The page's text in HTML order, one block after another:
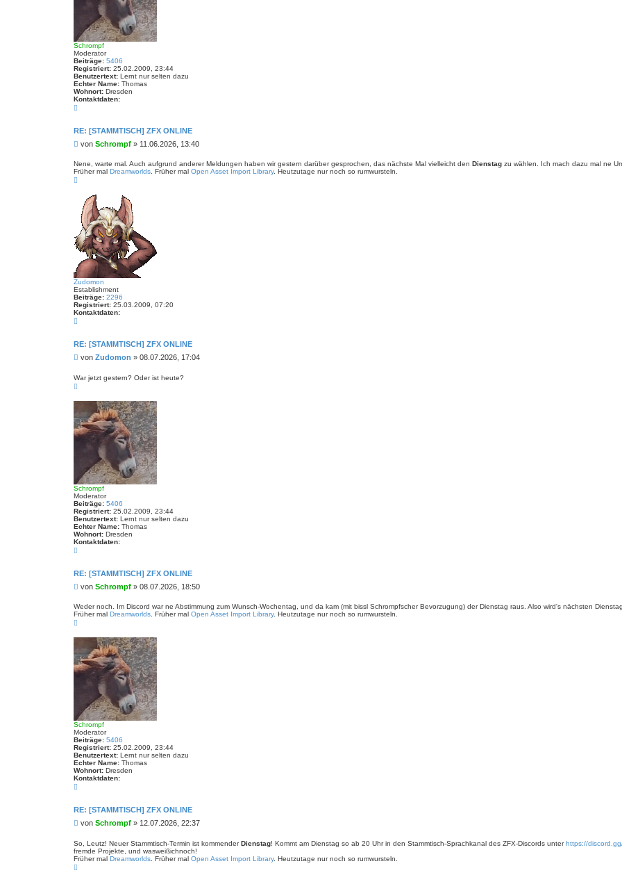
Schrompf
Moderator
Beiträge: 5406
Registriert: 25.02.2009, 23:44
Benutzertext: Lernt nur selten dazu
Echter Name: Thomas
Wohnort: Dresden
Kontaktdaten:
t
k
a
t
S
h
r
o
p
f
RE: [STAMMTISCH] ZFX ONLINE
B
i
t
von Schrompf » 11.06.2026, 13:40
Nene, warte mal. Auch aufgrund anderer Meldungen haben wir gestern darüber gesprochen, das nächste Mal vielleicht den Dienstag zu wählen. Ich mach dazu mal ne
Früher mal Dreamworlds . Früher mal Open Asset Import Library. Heutzutage nur noch so rumwursteln.
n
Zudomon
Establishment
Beiträge: 2296
Registriert: 25.03.2009, 07:20
Kontaktdaten:
t
k
a
n
v
o
n
Z
n
RE: [STAMMTISCH] ZFX ONLINE
B
i
von Zudomon » 08.07.2026, 17:04
War jetzt gestern? Oder ist heute?
c
b
e
n
Schrompf
Moderator
Beiträge: 5406
Registriert: 25.02.2009, 23:44
Benutzertext: Lernt nur selten dazu
Echter Name: Thomas
Wohnort: Dresden
Kontaktdaten:
t
k
a
t
o
n
S
c
f
RE: [STAMMTISCH] ZFX ONLINE
B
i
t
von Schrompf » 08.07.2026, 18:50
Weder noch. Im Discord war ne Abstimmung zum Wunsch-Wochentag, und da kam (mit bissl Schrompfscher Bevorzugung) der Dienstag raus. Also wird's nächsten
Früher mal Dreamworlds . Früher mal Open Asset Import Library. Heutzutage nur noch so rumwursteln.
c
b
e
n
Schrompf
Moderator
Beiträge: 5406
Registriert: 25.02.2009, 23:44
Benutzertext: Lernt nur selten dazu
Echter Name: Thomas
Wohnort: Dresden
Kontaktdaten:
t
k
a
t
e
RE: [STAMMTISCH] ZFX ONLINE
B
i
t
r
von Schrompf » 12.07.2026, 22:37
So, Leutz! Neuer Stammtisch-Termin ist kommenderDienstag! Kommt am Dienstag so ab 20 Uhr in den Stammtisch-Sprachkanal des ZFX-Discords unterhttps://
fremde Projekte, und wasweißichnoch!
Früher mal Dreamworlds . Früher mal Open Asset Import Library. Heutzutage nur noch so rumwursteln.